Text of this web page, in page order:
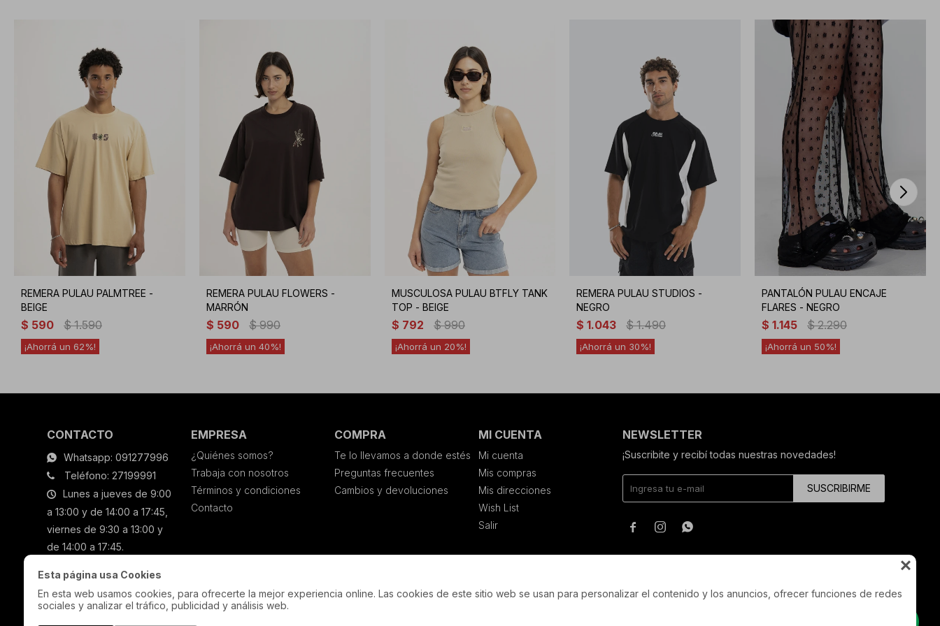

Esta página usa Cookies
En esta web usamos cookies, para ofrecerte la mejor experiencia online. Las cookies de este sitio web se usan para personalizar el contenido y los anuncios, ofrecer funciones de redes
sociales y analizar el tráfico, publicidad y análisis web.
REMERA PULAU PALMTREE -
BEIGE
$ 590 $ 1.590
62
REMERA PULAU FLOWERS -
MARRÓN
$ 590 $ 990
40
MUSCULOSA PULAU BTFLY TANK
TOP - BEIGE
$ 792 $ 990
20
REMERA PULAU STUDIOS -
NEGRO
$ 1.043 $ 1.490
30
PANTALÓN PULAU ENCAJE
FLARES - NEGRO
$ 1.145 $ 2.290
50
CONTACTO
Whatsapp: 091277996
Teléfono: 27199991
Lunes a jueves de 9:00
a 13:00 y de 14:00 a 17:45,
viernes de 9:30 a 13:00 y
de 14:00 a 17:45.
EMPRESA
¿Quiénes somos?
Trabaja con nosotros
Términos y condiciones
Contacto
COMPRA
Te lo llevamos a donde estés
Preguntas frecuentes
Cambios y devoluciones
MI CUENTA
Mi cuenta
Mis compras
Mis direcciones
Wish List
Salir
NEWSLETTER
¡Suscribite y recibí todas nuestras novedades!
SUSCRIBIRME
  